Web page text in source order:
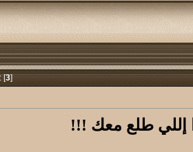
ÑÞã ÇáãÔÇÑßÉ : [
3]
إللي طلع معك !!!